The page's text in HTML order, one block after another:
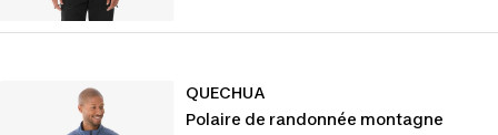
QUECHUA
Polaire de randonnée montagne